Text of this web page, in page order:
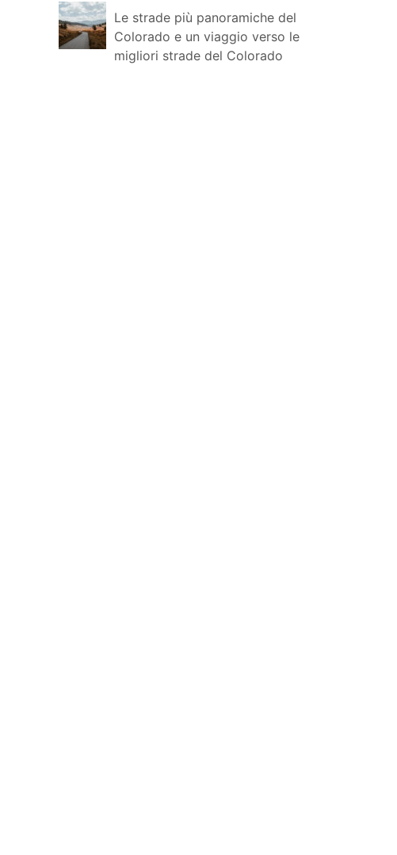
Le strade più panoramiche del
Colorado e un viaggio verso le
migliori strade del Colorado